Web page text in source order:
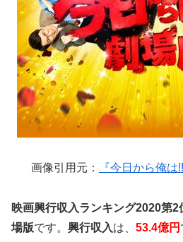
画像引用元： 『今日から俺
映画興行収入ランキング2020第2
場版です。 興行収入は、 53.4億円